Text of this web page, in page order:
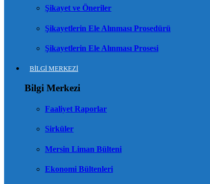
Şikayet ve Öneriler
Şikayetlerin Ele Alınması Prosedürü
Şikayetlerin Ele Alınması Prosesi
BİLGİ MERKEZİ
Bilgi Merkezi
Faaliyet Raporlar
Sirküler
Mersin Liman Bülteni
Ekonomi Bültenleri